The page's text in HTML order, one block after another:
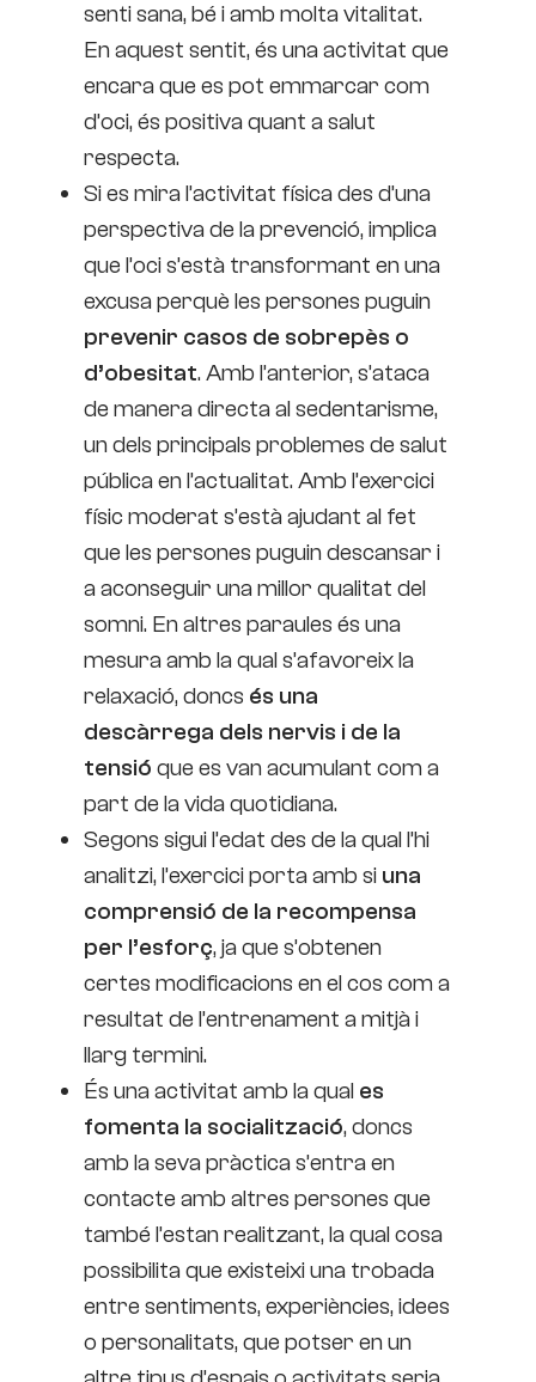
senti sana, bé i amb molta vitalitat.
En aquest sentit, és una activitat que
encara que es pot emmarcar com
d’oci, és positiva quant a salut
respecta.
Si es mira l’activitat física des d’una
perspectiva de la prevenció, implica
que l’oci s’està transformant en una
excusa perquè les persones puguin
prevenir casos de sobrepès o
d’obesitat. Amb l’anterior, s’ataca
de manera directa al sedentarisme,
un dels principals problemes de salut
pública en l’actualitat. Amb l’exercici
físic moderat s’està ajudant al fet
que les persones puguin descansar i
a aconseguir una millor qualitat del
somni. En altres paraules és una
mesura amb la qual s’afavoreix la
relaxació, doncs és una
descàrrega dels nervis i de la
tensió que es van acumulant com a
part de la vida quotidiana.
Segons sigui l’edat des de la qual l’hi
analitzi, l’exercici porta amb si una
comprensió de la recompensa
per l’esforç, ja que s’obtenen
certes modificacions en el cos com a
resultat de l’entrenament a mitjà i
llarg termini.
És una activitat amb la qual es
fomenta la socialització, doncs
amb la seva pràctica s’entra en
contacte amb altres persones que
també l’estan realitzant, la qual cosa
possibilita que existeixi una trobada
entre sentiments, experiències, idees
o personalitats, que potser en un